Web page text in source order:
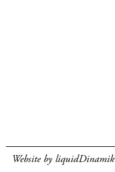
Website by liquidDinamik